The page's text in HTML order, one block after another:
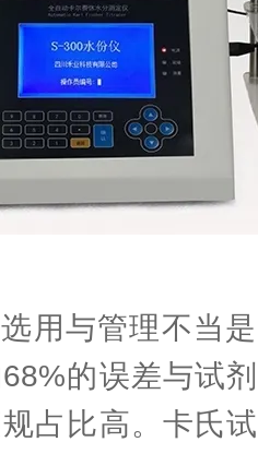
与管理不当是
的误差与试
占比高。卡氏